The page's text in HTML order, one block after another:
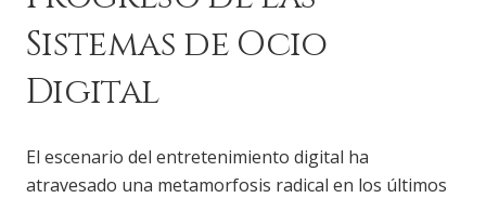
Sistemas de Ocio
Digital
El escenario del entretenimiento digital ha
atravesado una metamorfosis radical en los últimos